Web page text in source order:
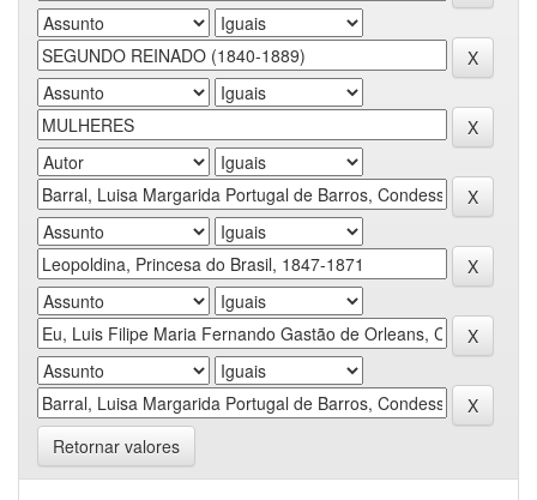
Retornar valores